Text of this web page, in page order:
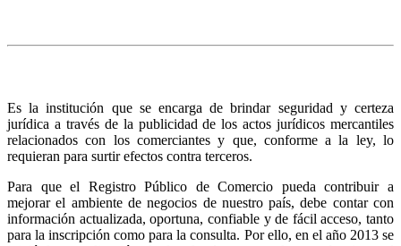
Es la institución que se encarga de brindar seguridad y certeza
jurídica a través de la publicidad de los actos jurídicos mercantiles
relacionados con los comerciantes y que, conforme a la ley, lo
requieran para surtir efectos contra terceros.
Para que el Registro Público de Comercio pueda contribuir a
mejorar el ambiente de negocios de nuestro país, debe contar con
información actualizada, oportuna, confiable y de fácil acceso, tanto
para la inscripción como para la consulta. Por ello, en el año 2013 se